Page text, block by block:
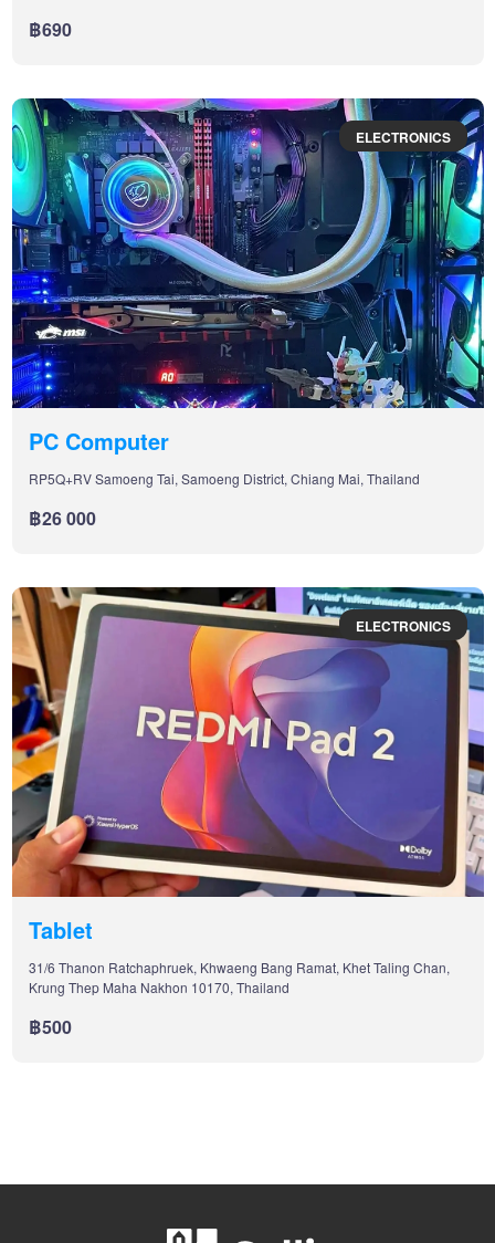
฿690
ELECTRONICS
PC Computer
RP5Q+RV Samoeng Tai, Samoeng District, Chiang Mai, Thailand
฿26 000
ELECTRONICS
Tablet
31/6 Thanon Ratchaphruek, Khwaeng Bang Ramat, Khet Taling Chan,
Krung Thep Maha Nakhon 10170, Thailand
฿500